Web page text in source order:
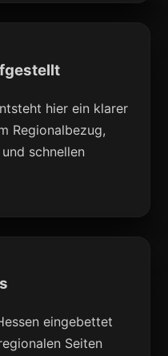
hier ein klarer
Regionalbezug,
schnellen
eingebettet
Seiten